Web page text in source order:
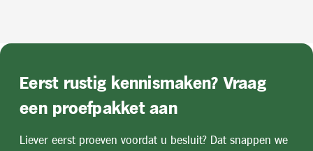
Eerst rustig kennismaken? Vraag
een proefpakket aan
Liever eerst proeven voordat u besluit? Dat snappen we